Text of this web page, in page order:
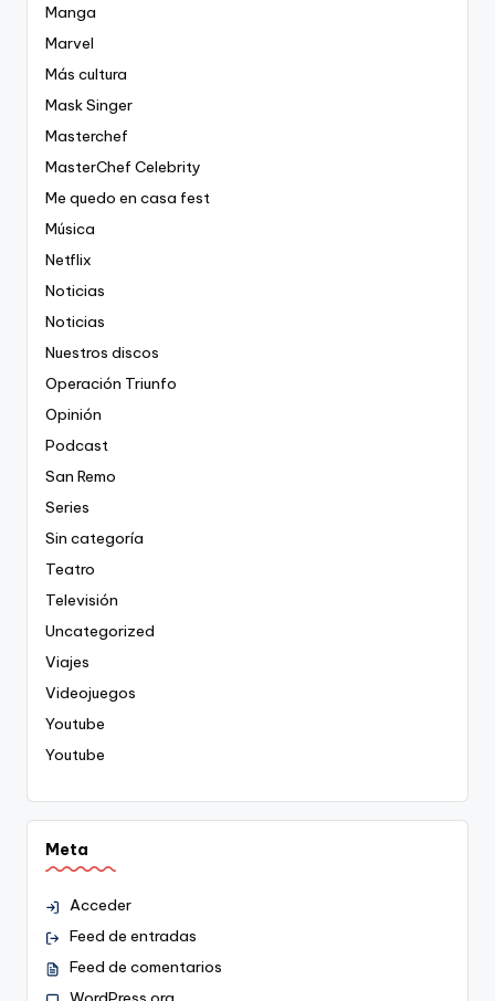
Manga
Marvel
Más cultura
Mask Singer
Masterchef
MasterChef Celebrity
Me quedo en casa fest
Música
Netflix
Noticias
Noticias
Nuestros discos
Operación Triunfo
Opinión
Podcast
San Remo
Series
Sin categoría
Teatro
Televisión
Uncategorized
Viajes
Videojuegos
Youtube
Youtube
Meta
Acceder
Feed de entradas
Feed de comentarios